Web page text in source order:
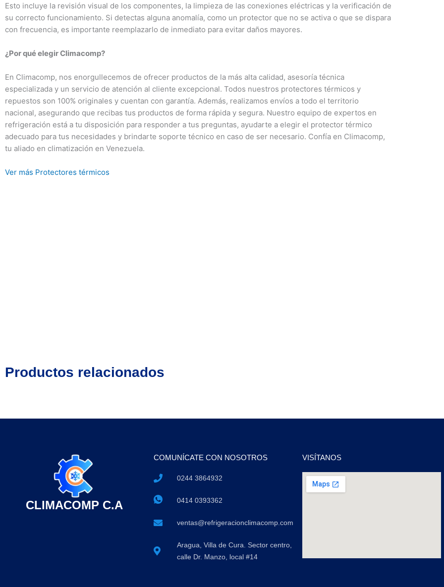
Esto incluye la revisión visual de los componentes, la limpieza de las conexiones eléctricas y la verificación de
su correcto funcionamiento. Si detectas alguna anomalía, como un protector que no se activa o que se dispara
con frecuencia, es importante reemplazarlo de inmediato para evitar daños mayores.
¿Por qué elegir Climacomp?
En Climacomp, nos enorgullecemos de ofrecer productos de la más alta calidad, asesoría técnica
especializada y un servicio de atención al cliente excepcional. Todos nuestros protectores térmicos y
repuestos son 100% originales y cuentan con garantía. Además, realizamos envíos a todo el territorio
nacional, asegurando que recibas tus productos de forma rápida y segura. Nuestro equipo de expertos en
refrigeración está a tu disposición para responder a tus preguntas, ayudarte a elegir el protector térmico
adecuado para tus necesidades y brindarte soporte técnico en caso de ser necesario. Confía en Climacomp,
tu aliado en climatización en Venezuela.
Ver más Protectores térmicos
Productos relacionados
CLIMACOMP C.A
COMUNÍCATE CON NOSOTROS
0244 3864932
0414 0393362
ventas@refrigeracionclimacomp.com
Aragua, Villa de Cura. Sector centro,
calle Dr. Manzo, local #14
VISÍTANOS